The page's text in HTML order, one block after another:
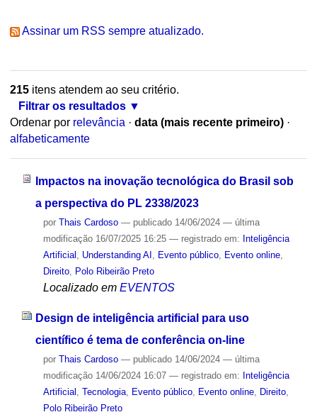
Assinar um RSS sempre atualizado.
215itens atendem ao seu critério.
Filtrar os resultados
Ordenar por relevância · data (mais recente primeiro) ·
alfabeticamente
Impactos na inovação tecnológica do Brasil sob
a perspectiva do PL 2338/2023
por Thais Cardoso — publicado14/06/2024 — última
modificação16/07/2025 16:25 — registrado em: Inteligência
Artificial
Understanding AI Evento público, Evento online,
Direito, Polo Ribeirão Preto
Localizado em EVENTOS
Design de inteligência artificial para uso
científico é tema de conferência on-line
por Thais Cardoso — publicado14/06/2024 — última
modificação14/06/2024 16:07 — registrado em: Inteligência
Artificial Tecnologia, Evento público, Evento online, Direito,
Polo Ribeirão Preto